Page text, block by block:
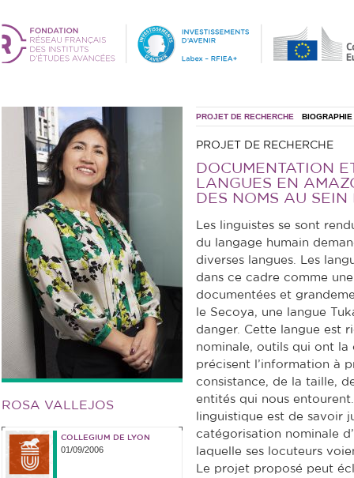
ROSA VALLEJOS
COLLEGIUM DE LYON
01/09/2006
PROJET DE RECHERCHE BIOGRAPHIE
PROJET DE RECHERCHE
DOCUMENTATION
LANGUES EN
DES NOMS AU SEIN
Les linguistes se sont
du langage humain
diverses langues. Les
dans ce cadre comme
documentées et
le Secoya, une langue
danger. Cette langue est
nominale, outils qui ont la
précisent l’information à
consistance, de la taille,
entités qui nous
linguistique est de savoir
catégorisation nominale
laquelle ses locuteurs
Le projet proposé peut